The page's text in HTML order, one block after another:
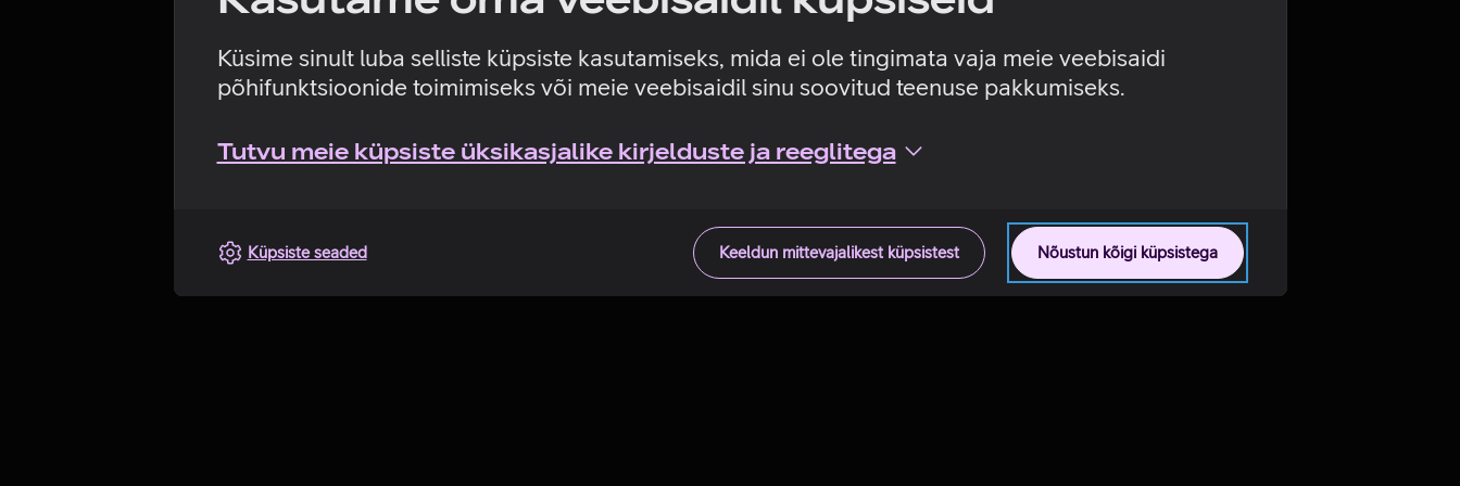
Küsime sinult luba selliste küpsiste kasutamiseks, mida ei ole tingimata vaja meie veebisaidi
põhifunktsioonide toimimiseks või meie veebisaidil sinu soovitud teenuse pakkumiseks.
Tutvu meie küpsiste üksikasjalike kirjelduste ja reeglitega
Nõustun kõigi küpsistega
Keeldun mittevajalikest küpsistest
Küpsiste seaded